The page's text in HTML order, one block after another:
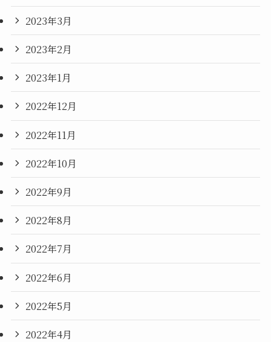
2023年3月
2023年2月
2023年1月
2022年12月
2022年11月
2022年10月
2022年9月
2022年8月
2022年7月
2022年6月
2022年5月
2022年4月